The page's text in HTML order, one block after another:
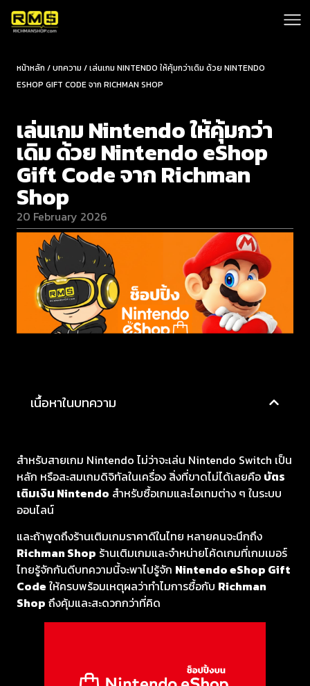
หน้าหลัก / บทความ / เล่นเกม NINTENDO ให้คุ้มกว่าเดิม ด้วย NINTENDO
ESHOP GIFT CODE จาก RICHMAN SHOP
เล่นเกม Nintendo ให้คุ้มกว่า
เดิม ด้วย Nintendo eShop
Gift Code จาก Richman
Shop
20 February 2026
เนื้อหาในบทความ
สำหรับสายเกม Nintendo ไม่ว่าจะเล่น Nintendo Switch เป็น
หลัก หรือสะสมเกมดิจิทัลในเครื่อง สิ่งที่ขาดไม่ได้เลยคือ บัตร
เติมเงิน Nintendo สำหรับซื้อเกมและไอเทมต่าง ๆ ในระบบ
ออนไลน์
และถ้าพูดถึงร้านเติมเกมราคาดีในไทย หลายคนจะนึกถึง
Richman Shop ร้านเติมเกมและจำหน่ายโค้ดเกมที่เกมเมอร์
ไทยรู้จักกันดีบทความนี้จะพาไปรู้จัก Nintendo eShop Gift
Code ให้ครบพร้อมเหตุผลว่าทำไมการซื้อกับ Richman
Shop ถึงคุ้มและสะดวกกว่าที่คิด